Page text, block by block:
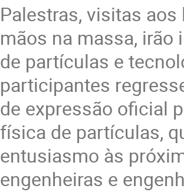
Palestras, visitas
mãos na massa,
de partículas e
participantes
de expressão oficial
física de partículas,
entusiasmo às
engenheiras e